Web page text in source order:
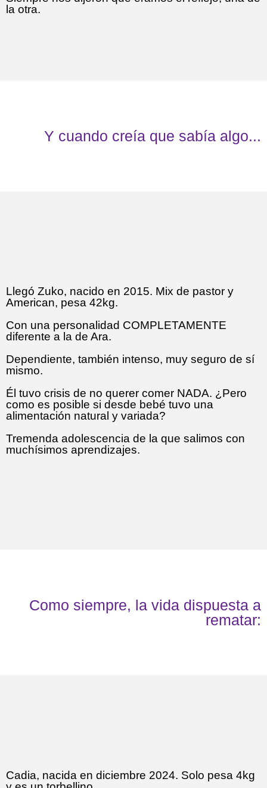
la otra.
Y cuando creía que sabía algo...
Llegó Zuko, nacido en 2015. Mix de pastor y
American, pesa 42kg.
Con una personalidad COMPLETAMENTE
diferente a la de Ara.
Dependiente, también intenso, muy seguro de sí
mismo.
Él tuvo crisis de no querer comer NADA. ¿Pero
como es posible si desde bebé tuvo una
alimentación natural y variada?
Tremenda adolescencia de la que salimos con
muchísimos aprendizajes.
Como siempre, la vida dispuesta a
rematar:
Cadia, nacida en diciembre 2024. Solo pesa 4kg